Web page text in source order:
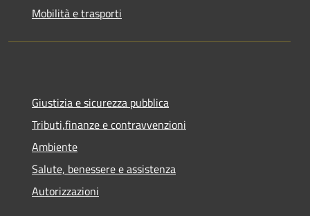
Mobilità e trasporti
Giustizia e sicurezza pubblica
Tributi,finanze e contravvenzioni
Ambiente
Salute, benessere e assistenza
Autorizzazioni